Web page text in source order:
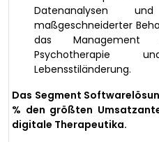
Datenanalysen
maßgeschneiderter
das Management
Psychotherapie
Lebensstiländerung.
Das Segment
% den größten
digitale Therapeutika.